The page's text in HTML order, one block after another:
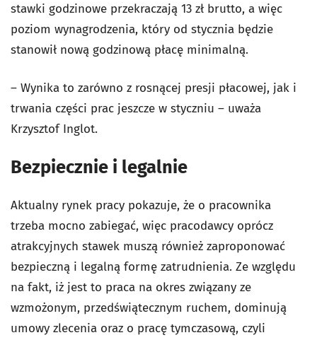
stawki godzinowe przekraczają 13 zł brutto, a więc
poziom wynagrodzenia, który od stycznia będzie
stanowił nową godzinową płacę minimalną.
– Wynika to zarówno z rosnącej presji płacowej, jak i
trwania części prac jeszcze w styczniu – uważa
Krzysztof Inglot.
Bezpiecznie i legalnie
Aktualny rynek pracy pokazuje, że o pracownika
trzeba mocno zabiegać, więc pracodawcy oprócz
atrakcyjnych stawek muszą również zaproponować
bezpieczną i legalną formę zatrudnienia. Ze względu
na fakt, iż jest to praca na okres związany ze
wzmożonym, przedświątecznym ruchem, dominują
umowy zlecenia oraz o pracę tymczasową, czyli